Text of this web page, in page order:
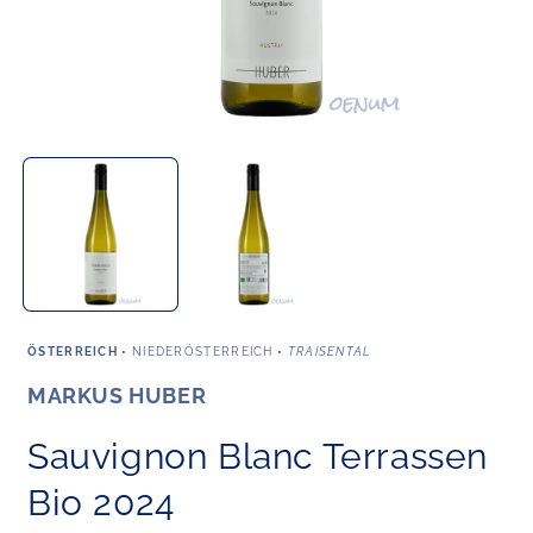
1
ÖSTERREICH • NIEDERÖSTERREICH • TRAISENTAL
MARKUS HUBER
Sauvignon Blanc Terrassen
Bio 2024